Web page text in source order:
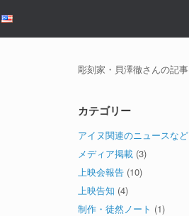
彫刻家・貝澤徹さんの記事
カテゴリー
アイヌ関連のニュースなど
メディア掲載 (3)
上映会報告 (10)
上映告知 (4)
制作・徒然ノート (1)